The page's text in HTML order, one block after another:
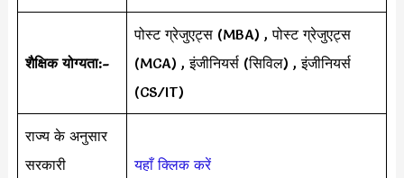
शैक्षिक योग्यता:-
पोस्ट ग्रेजुएट्स (MBA) , पोस्ट ग्रेजुएट्स
(MCA) , इंजीनियर्स (सिविल) , इंजीनियर्स
(CS/IT)
राज्य के अनुसार
सरकारी
यहाँ क्लिक करें